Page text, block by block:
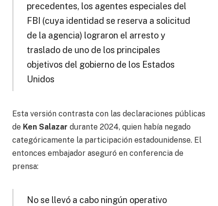
precedentes, los agentes especiales del
FBI (cuya identidad se reserva a solicitud
de la agencia) lograron el arresto y
traslado de uno de los principales
objetivos del gobierno de los Estados
Unidos
Esta versión contrasta con las declaraciones públicas
de Ken Salazar durante 2024, quien había negado
categóricamente la participación estadounidense. El
entonces embajador aseguró en conferencia de
prensa:
No se llevó a cabo ningún operativo